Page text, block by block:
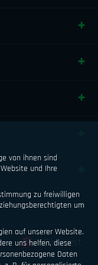
Pinterest
von ihnen sind
und Ihre
zu freiwilligen
um
auf unserer Website.
uns helfen, diese
Daten